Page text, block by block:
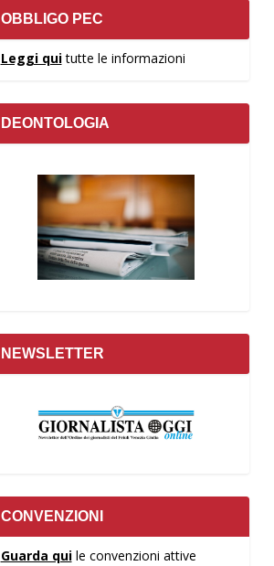
OBBLIGO PEC
Leggi quitutte le informazioni
DEONTOLOGIA
NEWSLETTER
CONVENZIONI
Guarda quile convenzioni attive